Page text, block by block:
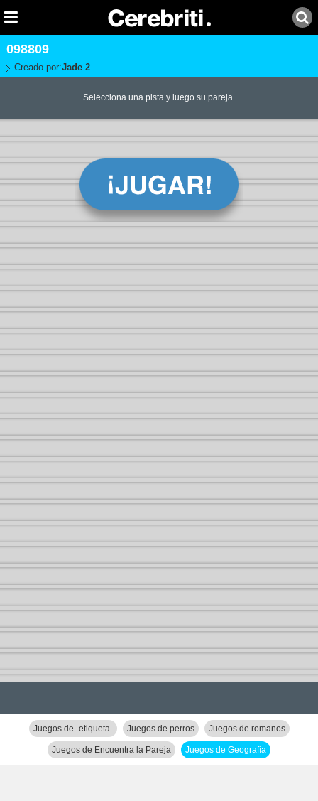
098809
Creado por:Jade 2
Selecciona una pista y luego su pareja.
Juegos de -etiqueta- Juegos de perros Juegos de romanos
Juegos de Encuentra la Pareja Juegos de Geografía